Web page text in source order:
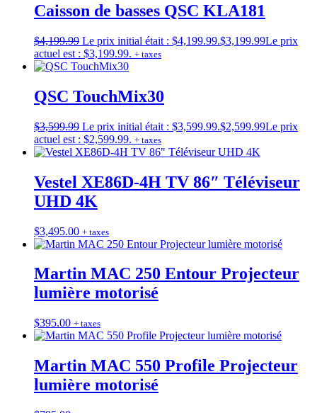
Caisson de basses QSC KLA181
$4,199.99 Le prix initial était : $4,199.99.$3,199.99Le prix
actuel est : $3,199.99. + taxes
QSC TouchMix30
$3,599.99 Le prix initial était : $3,599.99.$2,599.99Le prix
actuel est : $2,599.99. + taxes
Vestel XE86D-4H TV 86″ Téléviseur
UHD 4K
$3,495.00 + taxes
Martin MAC 250 Entour Projecteur
lumière motorisé
$395.00 + taxes
Martin MAC 550 Profile Projecteur
lumière motorisé